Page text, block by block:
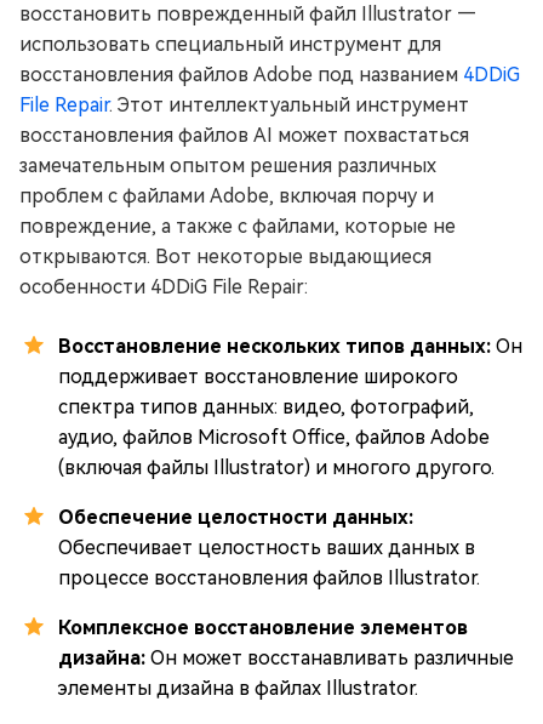
восстановить поврежденный файл Illustrator —
использовать специальный инструмент для
восстановления файлов Adobe под названием 4DDiG
File Repair. Этот интеллектуальный инструмент
восстановления файлов AI может похвастаться
замечательным опытом решения различных
проблем с файлами Adobe, включая порчу и
повреждение, а также с файлами, которые не
открываются. Вот некоторые выдающиеся
особенности 4DDiG File Repair:
Восстановление нескольких типов данных: Он
поддерживает восстановление широкого
спектра типов данных: видео, фотографий,
аудио, файлов Microsoft Office, файлов Adobe
(включая файлы Illustrator) и многого другого.
Обеспечение целостности данных:
Обеспечивает целостность ваших данных в
процессе восстановления файлов Illustrator.
Комплексное восстановление элементов
дизайна: Он может восстанавливать различные
элементы дизайна в файлах Illustrator.